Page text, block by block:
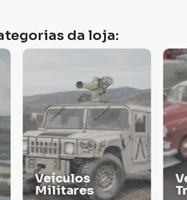
da loja:
Veículos
Militares